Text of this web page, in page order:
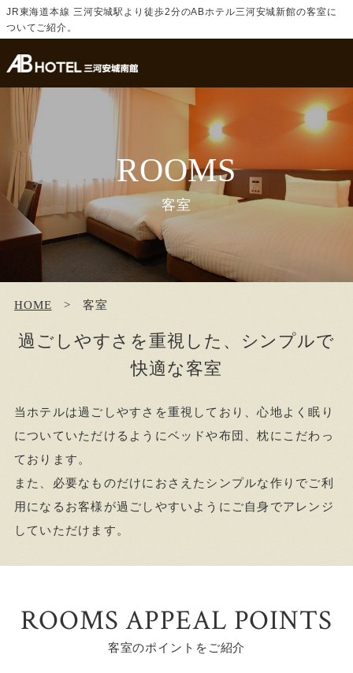
JR東海道本線 三河安城駅より徒歩2分のABホテル三河安城新館の客室に
ついてご紹介。
ROOMS
客室
HOME 客室
過ごしやすさを重視した、シンプルで
快適な客室
当ホテルは過ごしやすさを重視しており、心地よく眠り
についていただけるようにベッドや布団、枕にこだわっ
ております。
また、必要なものだけにおさえたシンプルな作りでご利
用になるお客様が過ごしやすいようにご自身でアレンジ
していただけます。
ROOMS APPEAL POINTS
客室のポイントをご紹介